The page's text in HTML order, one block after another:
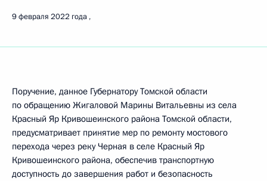
9 февраля 2022 года
Поручение, данное Губернатору Томской области
по обращению Жигаловой Марины Витальевны из села
Красный Яр Кривошеинского района Томской области,
предусматривает принятие мер по ремонту мостового
перехода через реку Черная в селе Красный Яр
Кривошеинского района, обеспечив транспортную
доступность до завершения работ и безопасность